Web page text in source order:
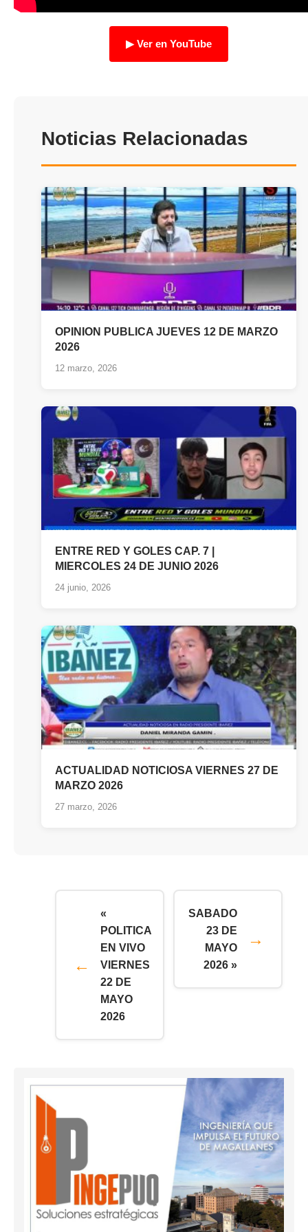
TRANSPARENCIA
▶ Ver en YouTube
Noticias Relacionadas
OPINION PUBLICA JUEVES 12 DE MARZO
2026
12 marzo, 2026
ENTRE RED Y GOLES CAP. 7 |
MIERCOLES 24 DE JUNIO 2026
24 junio, 2026
ACTUALIDAD NOTICIOSA VIERNES 27 DE
MARZO 2026
27 marzo, 2026
«
POLITICA
EN VIVO
VIERNES
22 DE
MAYO
2026
SABADO
23 DE
MAYO
2026 »